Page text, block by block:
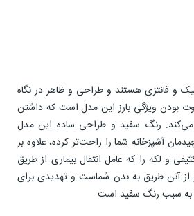
و فانتزی هستند و طراحی و ظاهر در نگاه
بودن ویژگی بارز این مدل است که داشتن
رنگ سفید و طراحی ساده این مدل
آشپزخانه شما را راحت‌تر کرده، علاوه بر
و لکه را که عامل انتقال بیماری از طریق
از آنن طریق به بدن شماست و تهدیدی برای
به سبب رنگ سفید است.